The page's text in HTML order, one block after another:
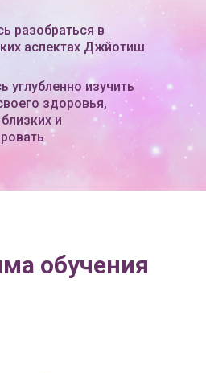
разобраться в
аспектах Джйотиш
углубленно изучить
здоровья,
и
обучения